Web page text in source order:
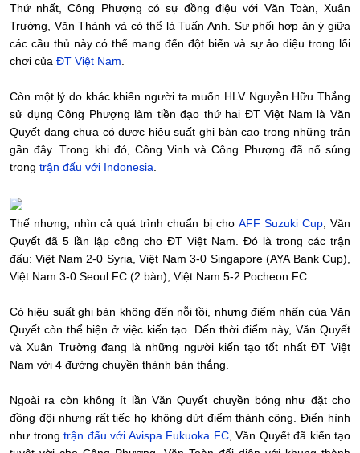
Thứ nhất, Công Phượng có sự đồng điệu với Văn Toàn, Xuân
Trường, Văn Thành và có thể là Tuấn Anh. Sự phối hợp ăn ý giữa
các cầu thủ này có thể mang đến đột biến và sự ảo diệu trong lối
chơi của ĐT Việt Nam
Còn một lý do khác khiến người ta muốn HLV Nguyễn Hữu Thắng
sử dụng Công Phượng làm tiền đạo thứ hai ĐT Việt Nam là Văn
Quyết đang chưa có được hiệu suất ghi bàn cao trong những trận
gần đây. Trong khi đó, Công Vinh và Công Phượng đã nổ súng
trong trận đấu với Indonesia
Thế nhưng, nhìn cả quá trình chuẩn bị cho AFF Suzuki Cup, Văn
Quyết đã 5 lần lập công cho ĐT Việt Nam. Đó là trong các trận
đấu: Việt Nam 2-0 Syria, Việt Nam 3-0 Singapore (AYA Bank Cup),
Việt Nam 3-0 Seoul FC (2 bàn), Việt Nam 5-2 Pocheon FC.
Có hiệu suất ghi bàn không đến nỗi tồi, nhưng điểm nhấn của Văn
Quyết còn thể hiện ở việc kiến tạo. Đến thời điểm này, Văn Quyết
và Xuân Trường đang là những người kiến tạo tốt nhất ĐT Việt
Nam với 4 đường chuyền thành bàn thắng.
Ngoài ra còn không ít lần Văn Quyết chuyền bóng như đặt cho
đồng đội nhưng rất tiếc họ không dứt điểm thành công. Điển hình
như trong trận đấu với Avispa Fukuoka FC, Văn Quyết đã kiến tạo